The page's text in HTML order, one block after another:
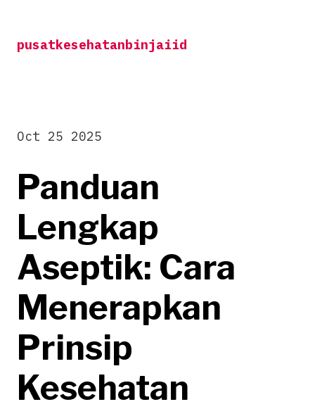
contentpusatkesehatanbinjaiid
Panduan
Lengkap
Aseptik: Cara
Menerapkan
Prinsip
Kesehatan
Oct 25 2025